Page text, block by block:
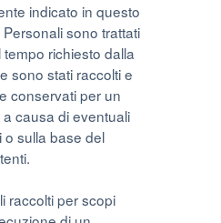
indicato in questo
sono trattati
richiesto dalla
sono stati raccolti e
conservati per un
causa di eventuali
o sulla base del
raccolti per scopi